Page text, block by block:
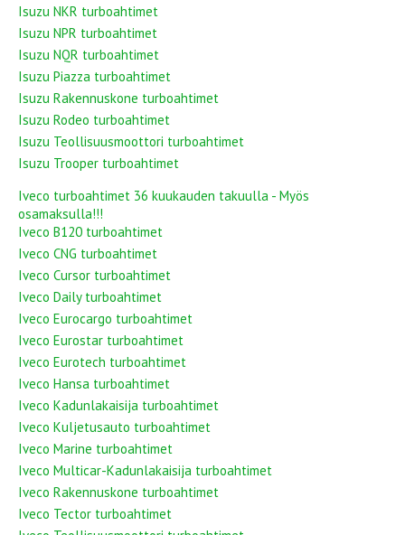
Isuzu NKR turboahtimet
Isuzu NPR turboahtimet
Isuzu NQR turboahtimet
Isuzu Piazza turboahtimet
Isuzu Rakennuskone turboahtimet
Isuzu Rodeo turboahtimet
Isuzu Teollisuusmoottori turboahtimet
Isuzu Trooper turboahtimet
Iveco turboahtimet 36 kuukauden takuulla - Myös
osamaksulla!!!
Iveco B120 turboahtimet
Iveco CNG turboahtimet
Iveco Cursor turboahtimet
Iveco Daily turboahtimet
Iveco Eurocargo turboahtimet
Iveco Eurostar turboahtimet
Iveco Eurotech turboahtimet
Iveco Hansa turboahtimet
Iveco Kadunlakaisija turboahtimet
Iveco Kuljetusauto turboahtimet
Iveco Marine turboahtimet
Iveco Multicar-Kadunlakaisija turboahtimet
Iveco Rakennuskone turboahtimet
Iveco Tector turboahtimet